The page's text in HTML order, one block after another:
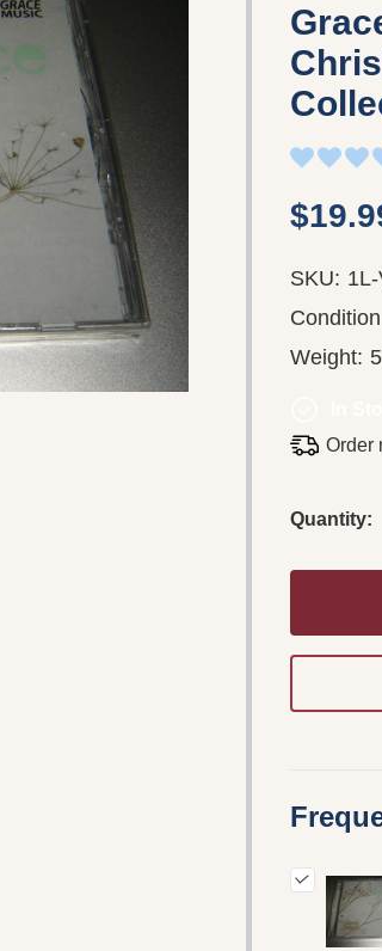
SKU:
Weight:
Order
Quantity: